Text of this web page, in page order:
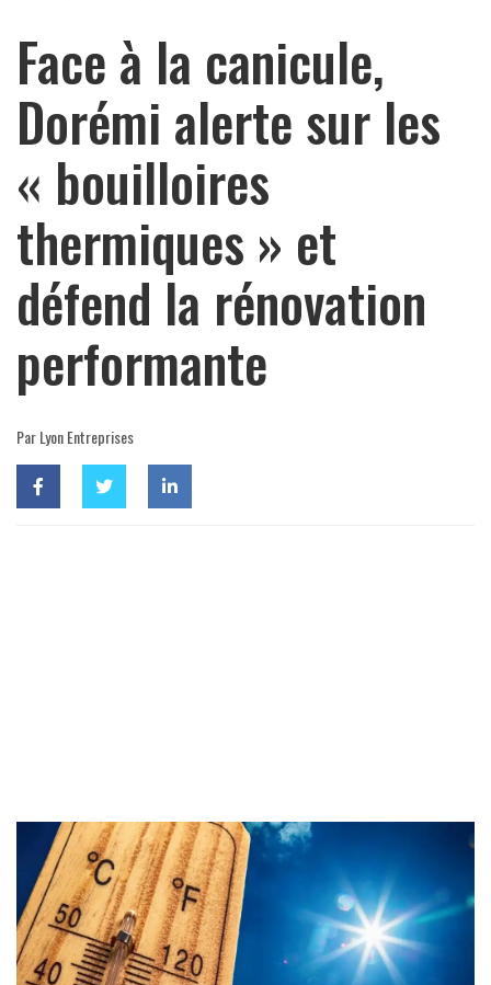
Face à la canicule,
Dorémi alerte sur les
« bouilloires
thermiques » et
défend la rénovation
performante
Par Lyon Entreprises